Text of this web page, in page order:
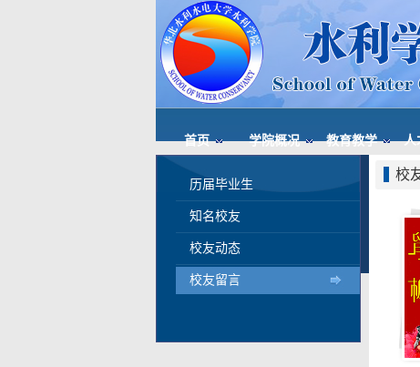
首页 学院概况 教育教学 人
历届毕业生
知名校友
校友动态
校友留言
校